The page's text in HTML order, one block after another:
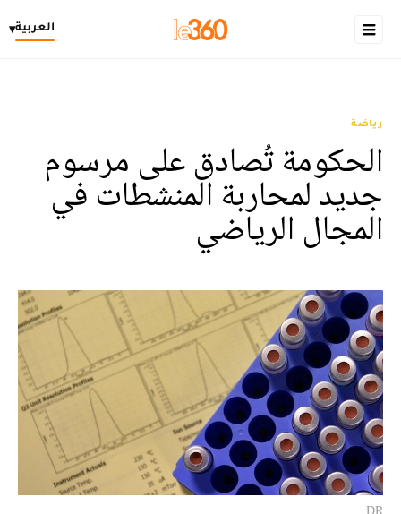
العربية▾
رياضة
الحكومة تُصادق على مرسوم
جديد لمحاربة المنشطات في
المجال الرياضي
DR